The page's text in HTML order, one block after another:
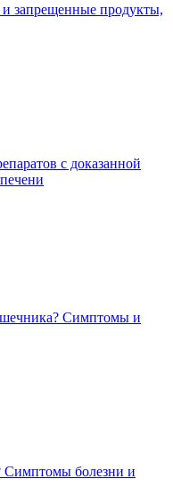
запрещенные продукты,
с доказанной
Симптомы и
Симптомы болезни и